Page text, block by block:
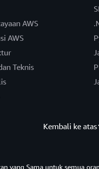
AWS
AWS
Teknis
Kembali ke atas
yang Sama untuk semua